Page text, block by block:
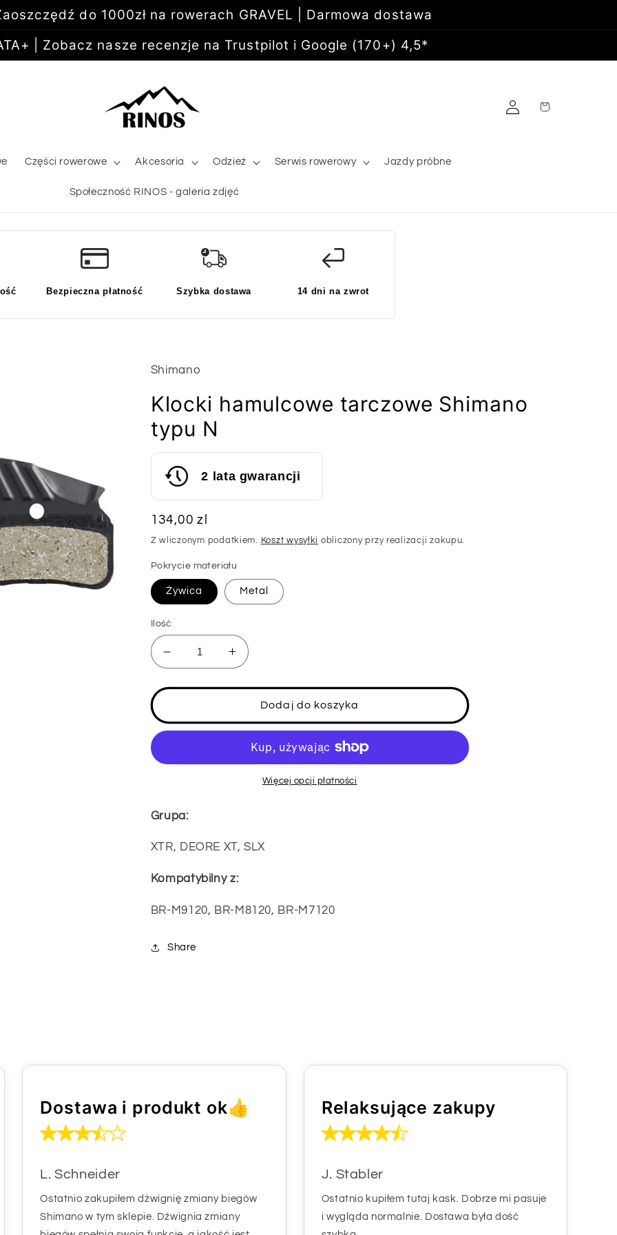
do 1000zł na rowerach GRAVEL | Darmowa dostawa
| Zobacz nasze recenzje na Trustpilot i Google (170+) 4,5*
Części rowerowe Akcesoria Odzież Serwis rowerowy Jazdy próbne
Społeczność RINOS - galeria zdjęć
Zaloguj
się
Koszyk
Bezpieczna płatność Szybka dostawa 14 dni na zwrot
Shimano
Klocki hamulcowe tarczowe Shimano
typu N
2 lata gwarancji
Cena
regularna
134,00 zl
Z wliczonym podatkiem. Koszt wysyłki obliczony przy realizacji zakupu.
Pokrycie materiału
Żywica Metal
Ilość
Zmniejsz
ilość
dla
hamulcowe
tarczowe
typu
Zwiększ
ilość
dla
Klocki
hamulcowe
tarczowe
Shimano
typu
Dodaj do koszyka
Więcej opcji płatności
Grupa:
XTR, DEORE XT, SLX
Kompatybilny z:
BR-M9120, BR-M8120, BR-M7120
Share
Dostawa i produkt ok👍
L. Schneider
Ostatnio zakupiłem dźwignię zmiany biegów
Shimano w tym sklepie. Dźwignia zmiany
Relaksujące zakupy
J. Stabler
Ostatnio kupiłem tutaj kask. Dobrze mi pasuje
i wygląda normalnie. Dostawa była dość